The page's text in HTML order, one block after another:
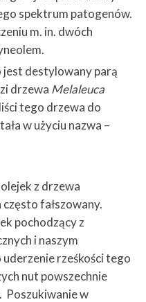
spektrum patogenów.
m. in. dwóch
jest destylowany parą
drzewa Melaleuca
tego drzewa do
w użyciu nazwa –
z drzewa
fałszowany.
pochodzący z
i naszym
uderzenie rześkości tego
nut powszechnie
Poszukiwanie w